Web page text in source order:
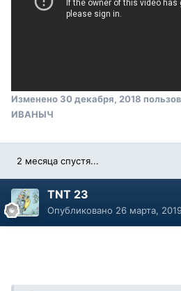
Изменено 30 декабря, 2018
ИВАНЫЧ
2 месяца спустя...
TNT 23
Опубликовано 26 марта,